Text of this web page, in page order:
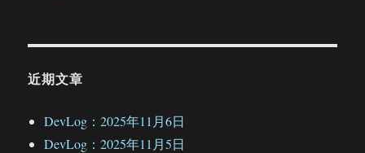
近期文章
DevLog：2025年11月6日
DevLog：2025年11月5日